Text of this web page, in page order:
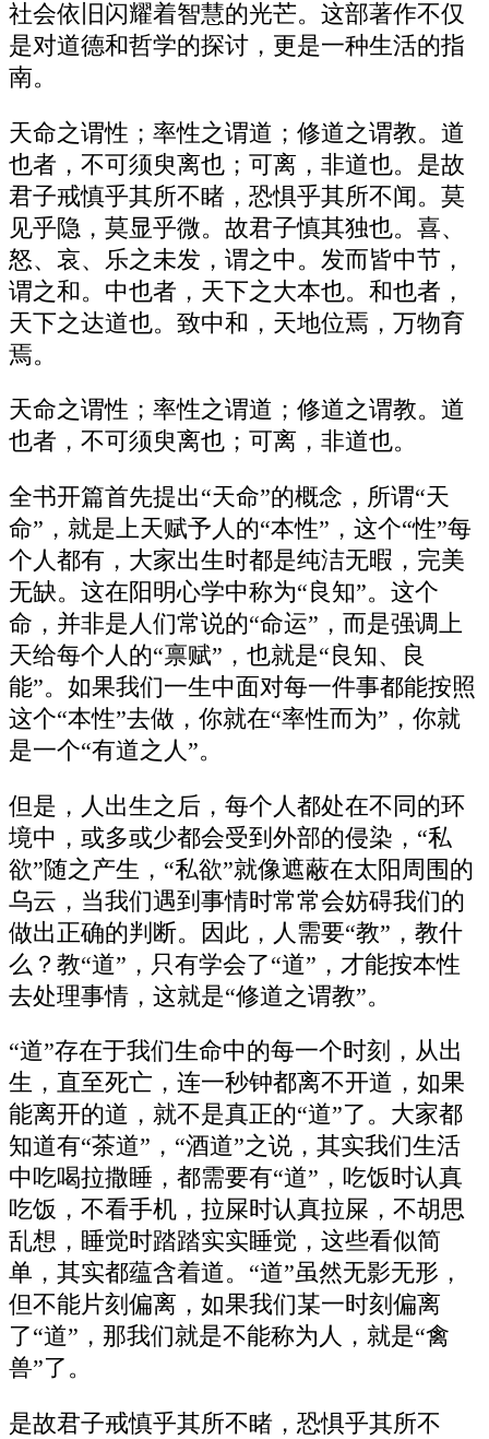
社会依旧闪耀着智慧的光芒。这部著作不仅
是对道德和哲学的探讨，更是一种生活的指
南。
天命之谓性；率性之谓道；修道之谓教。道
也者，不可须臾离也；可离，非道也。是故
君子戒慎乎其所不睹，恐惧乎其所不闻。莫
见乎隐，莫显乎微。故君子慎其独也。喜、
怒、哀、乐之未发，谓之中。发而皆中节，
谓之和。中也者，天下之大本也。和也者，
天下之达道也。致中和，天地位焉，万物育
焉。
天命之谓性；率性之谓道；修道之谓教。道
也者，不可须臾离也；可离，非道也。
全书开篇首先提出“天命”的概念，所谓“天
命”，就是上天赋予人的“本性”，这个“性”每
个人都有，大家出生时都是纯洁无暇，完美
无缺。这在阳明心学中称为“良知”。这个
命，并非是人们常说的“命运”，而是强调上
天给每个人的“禀赋”，也就是“良知、良
能”。如果我们一生中面对每一件事都能按照
这个“本性”去做，你就在“率性而为”，你就
是一个“有道之人”。
但是，人出生之后，每个人都处在不同的环
境中，或多或少都会受到外部的侵染，“私
欲”随之产生，“私欲”就像遮蔽在太阳周围的
乌云，当我们遇到事情时常常会妨碍我们的
做出正确的判断。因此，人需要“教”，教什
么？教“道”，只有学会了“道”，才能按本性
去处理事情，这就是“修道之谓教”。
“道”存在于我们生命中的每一个时刻，从出
生，直至死亡，连一秒钟都离不开道，如果
能离开的道，就不是真正的“道”了。大家都
知道有“茶道”，“酒道”之说，其实我们生活
中吃喝拉撒睡，都需要有“道”，吃饭时认真
吃饭，不看手机，拉屎时认真拉屎，不胡思
乱想，睡觉时踏踏实实睡觉，这些看似简
单，其实都蕴含着道。“道”虽然无影无形，
但不能片刻偏离，如果我们某一时刻偏离
了“道”，那我们就是不能称为人，就是“禽
兽”了。
是故君子戒慎乎其所不睹，恐惧乎其所不